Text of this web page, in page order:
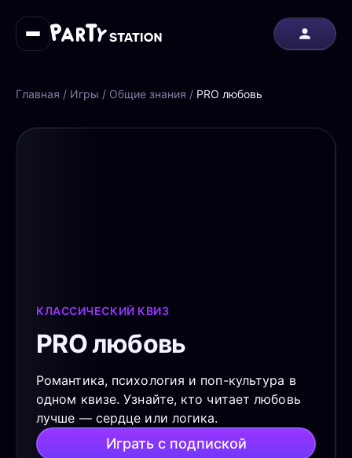
Главная / Игры / Общие знания / PRO любовь
КЛАССИЧЕСКИЙ КВИЗ
PRO любовь
Романтика, психология и поп-культура в
одном квизе. Узнайте, кто читает любовь
лучше — сердце или логика.
Играть с подпиской